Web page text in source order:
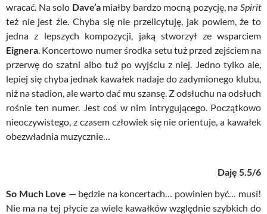
wracać. Na solo Dave’amiałby bardzo mocną pozycję, na Spirit
też nie jest źle. Chyba się nie przelicytuję, jak powiem, że to
jedna z lepszych kompozycji, jaką stworzył ze wsparciem
Eignera . Koncertowo numer środka setu tuż przed zejściem na
przerwę do szatni albo tuż po wyjściu z niej. Jedno tylko ale,
lepiej się chyba jednak kawałek nadaje do zadymionego klubu,
niż na stadion, ale warto dać mu szansę. Z odsłuchu na odsłuch
rośnie ten numer. Jest coś w nim intrygującego. Początkowo
nieoczywistego, z czasem człowiek się nie orientuje, a kawałek
obezwładnia muzycznie…
Daję 5.5/6
So Much Love — będzie na koncertach… powinien być… musi!
Nie ma na tej płycie za wiele kawałków względnie szybkich do